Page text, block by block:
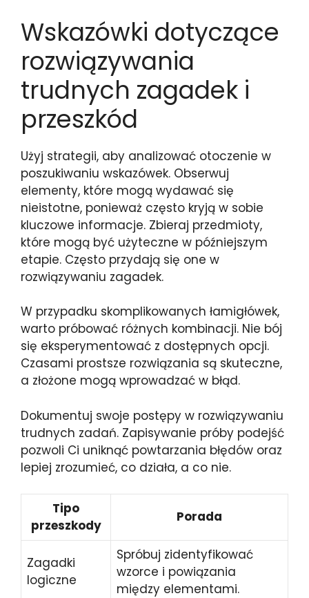
Wskazówki dotyczące
rozwiązywania
trudnych zagadek i
przeszkód
Użyj strategii, aby analizować otoczenie w
poszukiwaniu wskazówek. Obserwuj
elementy, które mogą wydawać się
nieistotne, ponieważ często kryją w sobie
kluczowe informacje. Zbieraj przedmioty,
które mogą być użyteczne w późniejszym
etapie. Często przydają się one w
rozwiązywaniu zagadek.
W przypadku skomplikowanych łamigłówek,
warto próbować różnych kombinacji. Nie bój
się eksperymentować z dostępnych opcji.
Czasami prostsze rozwiązania są skuteczne,
a złożone mogą wprowadzać w błąd.
Dokumentuj swoje postępy w rozwiązywaniu
trudnych zadań. Zapisywanie próby podejść
pozwoli Ci uniknąć powtarzania błędów oraz
lepiej zrozumieć, co działa, a co nie.
Tipo
przeszkody
Porada
Zagadki
logiczne
Spróbuj zidentyfikować
wzorce i powiązania
między elementami.